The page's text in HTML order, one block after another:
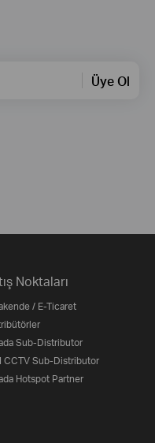
Üye Ol
Noktaları
/ E-Ticaret
Sub-Distributor
CCTV Sub-Distributor
Hotspot Partner